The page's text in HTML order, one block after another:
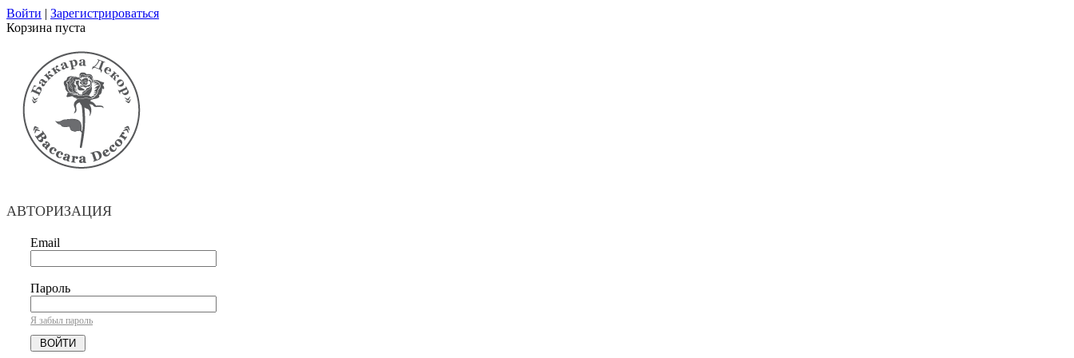
Войти | Зарегистрироваться
Корзина пуста
АВТОРИЗАЦИЯ
Email
Пароль
Я забыл пароль